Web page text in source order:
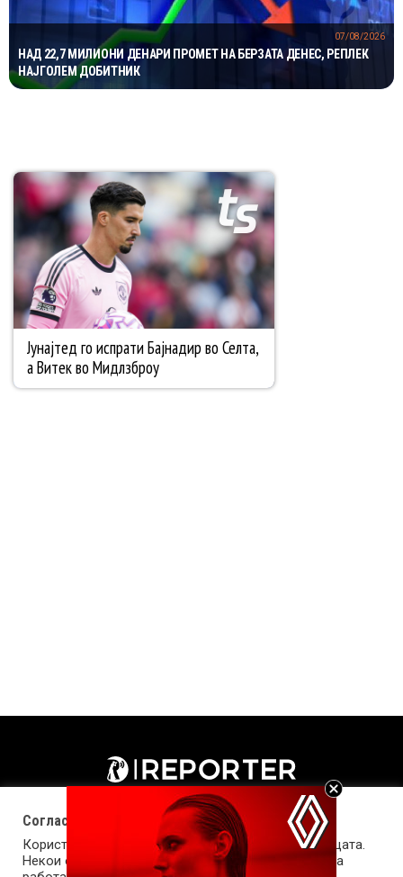
НАД 22,7 МИЛИОНИ ДЕНАРИ ПРОМЕТ НА БЕРЗАТА ДЕНЕС, РЕПЛЕК
НАЈГОЛЕМ ДОБИТНИК
07/08/2026
Согласност за колачиња (cookies)
Користиме колачиња за оптимизирање на страницата.
Некои од колачињата се од суштинско значење за